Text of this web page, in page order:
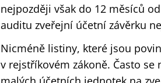
nejpozději však do 12 měsíců
auditu zveřejní účetní závěrku
Nicméně listiny, které jsou
v rejstříkovém zákoně. Často